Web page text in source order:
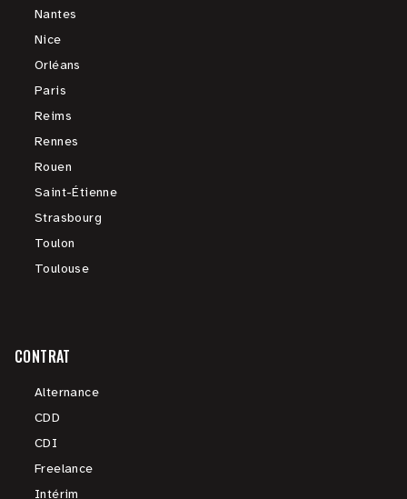
Nantes
Nice
Orléans
Paris
Reims
Rennes
Rouen
Saint-Étienne
Strasbourg
Toulon
Toulouse
CONTRAT
Alternance
CDD
CDI
Freelance
Intérim